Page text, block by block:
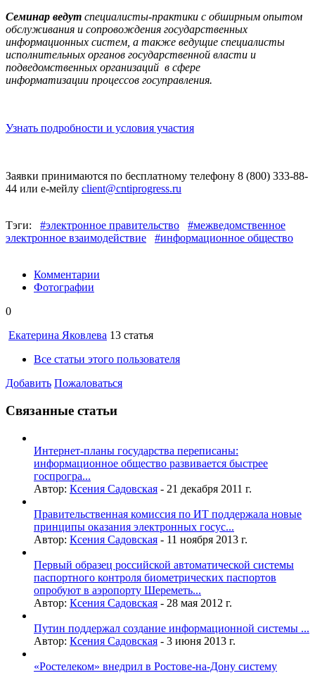
Семинар ведут специалисты-практики с обширным опытом
обслуживания и сопровождения государственных
информационных систем, а также ведущие специалисты
исполнительных органов государственной власти и
подведомственных организаций в сфере
информатизации процессов госуправления.
Узнать подробности и условия участия
Заявки принимаются по бесплатному телефону 8 (800) 333-88-
44 или е-мейлу client@cntiprogress.ru
Тэги: #электронное правительство
#межведомственное
электронное взаимодействие
#информационное общество
Комментарии
Фотографии
0
Екатерина Яковлева 13 статья
Все статьи этого пользователя
Добавить Пожаловаться
Связанные статьи
Интернет-планы государства переписаны:
информационное общество развивается быстрее
госпрогра...
Автор: Ксения Садовская - 21 декабря 2011 г.
Правительственная комиссия по ИТ поддержала новые
принципы оказания электронных госус...
Автор: Ксения Садовская - 11 ноября 2013 г.
Первый образец российской автоматической системы
паспортного контроля биометрических паспортов
опробуют в аэропорту Шереметь...
Автор: Ксения Садовская - 28 мая 2012 г.
Путин поддержал создание информационной системы ...
Автор: Ксения Садовская - 3 июня 2013 г.
«Ростелеком» внедрил в Ростове-на-Дону систему